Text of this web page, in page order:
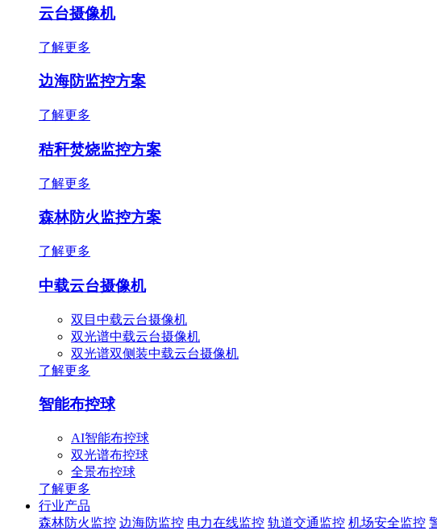
云台摄像机
了解更多
边海防监控方案
了解更多
秸秆焚烧监控方案
了解更多
森林防火监控方案
了解更多
中载云台摄像机
双目中载云台摄像机
双光谱中载云台摄像机
双光谱双侧装中载云台摄像机
了解更多
智能布控球
AI智能布控球
双光谱布控球
全景布控球
了解更多
行业产品
森林防火监控 边海防监控 电力在线监控 轨道交通监控 机场安全监控